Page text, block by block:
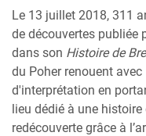
Le 13 juillet 2018, 311
de découvertes publiée
dans son Histoire de
du Poher renouent avec
d'interprétation en
lieu dédié à une histoire
redécouverte grâce à